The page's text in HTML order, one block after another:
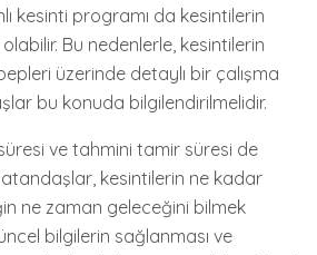
kesinti programı da kesintilerin
Bu nedenlerle, kesintilerin
üzerinde detaylı bir çalışma
bu konuda bilgilendirilmelidir.
ve tahmini tamir süresi de
kesintilerin ne kadar
ne zaman geleceğini bilmek
bilgilerin sağlanması ve